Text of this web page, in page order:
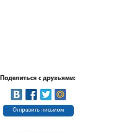
Поделиться с друзьями:
Отправить письмом